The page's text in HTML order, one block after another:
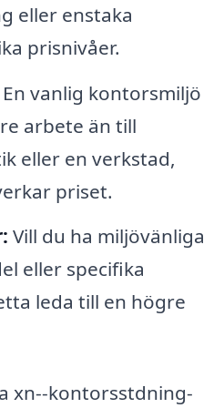
eller enstaka
prisnivåer.
En vanlig kontorsmiljö
arbete än till
eller en verkstad,
priset.
Vill du ha miljövänliga
eller specifika
leda till en högre
xn--kontorsstdning-